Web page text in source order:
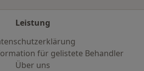
Leistung
für gelistete Behandler
Über uns